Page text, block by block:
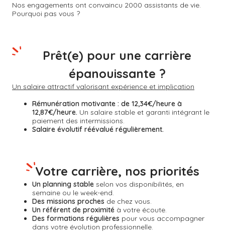
Nos engagements ont convaincu 2000 assistants de vie.
Pourquoi pas vous ?
Un salaire attractif valorisant expérience et implication
Rémunération motivante : de 12,34€/heure à
12,87€/heure. Un salaire stable et garanti intégrant le
paiement des intermissions.
Salaire évolutif réévalué régulièrement.
Prêt(e) pour une carrière
épanouissante ?
Un planning stable selon vos disponibilités, en
semaine ou le week-end.
Des missions proches de chez vous.
Un référent de proximité à votre écoute.
Des formations régulières pour vous accompagner
dans votre évolution professionnelle.
Votre carrière, nos priorités